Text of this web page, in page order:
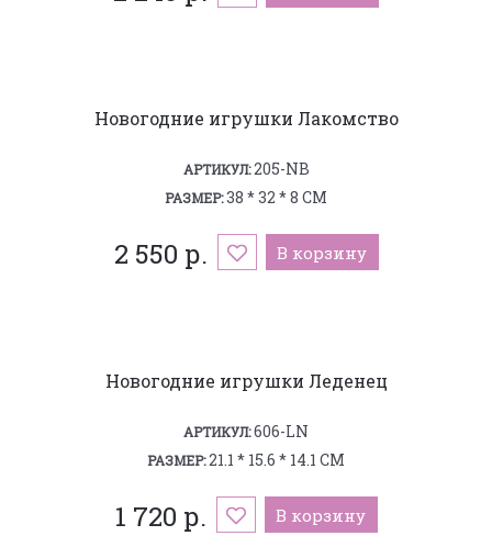
Новогодние игрушки Лакомство
АРТИКУЛ:205-NB
РАЗМЕР:38 * 32 * 8 СМ
2 550 р. В корзину
Новогодние игрушки Леденец
АРТИКУЛ:606-LN
РАЗМЕР:21.1 * 15.6 * 14.1 СМ
1 720 р. В корзину